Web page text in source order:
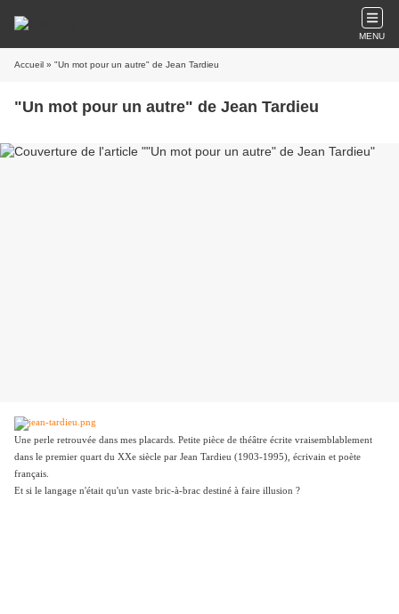
MENU
Accueil » "Un mot pour un autre" de Jean Tardieu
"Un mot pour un autre" de Jean Tardieu
Une perle retrouvée dans mes placards. Petite pièce de théâtre écrite vraisemblablement
dans le premier quart du XXe siècle par Jean Tardieu (1903-1995), écrivain et poète
français.
Et si le langage n'était qu'un vaste bric-à-brac destiné à faire illusion ?